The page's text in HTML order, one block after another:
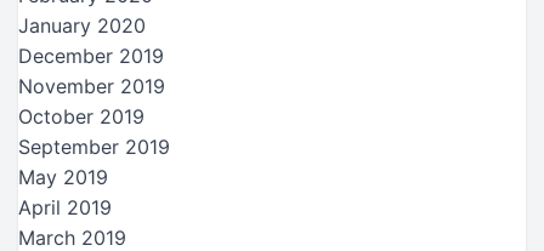
January 2020
December 2019
November 2019
October 2019
September 2019
May 2019
April 2019
March 2019